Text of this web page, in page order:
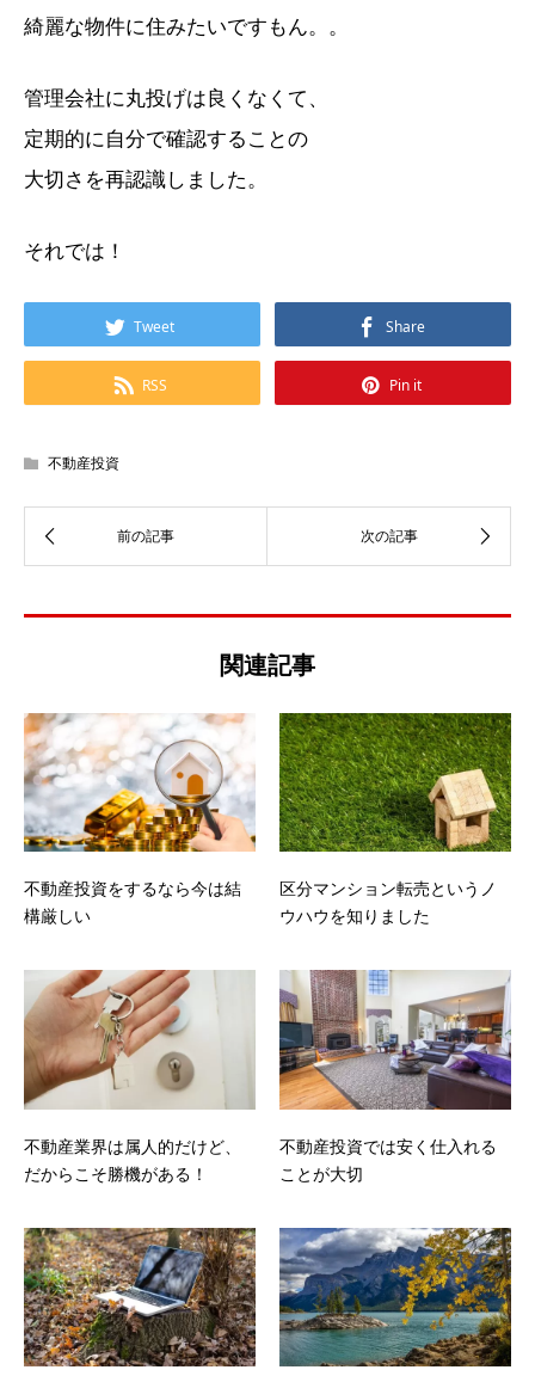
綺麗な物件に住みたいですもん。。
管理会社に丸投げは良くなくて、
定期的に自分で確認することの
大切さを再認識しました。
それでは！
Tweet Share
RSS Pin it
不動産投資
関連記事
不動産投資をするなら今は結
構厳しい
区分マンション転売というノ
ウハウを知りました
不動産業界は属人的だけど、
だからこそ勝機がある！
不動産投資では安く仕入れる
ことが大切